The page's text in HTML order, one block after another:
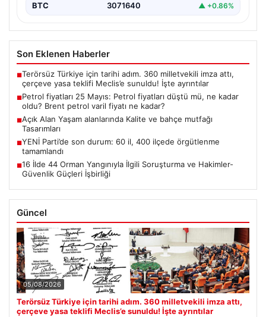
BTC 3071640 ▲ +0.86%
Son Eklenen Haberler
■Terörsüz Türkiye için tarihi adım. 360 milletvekili imza attı,
çerçeve yasa teklifi Meclis’e sunuldu! İşte ayrıntılar
■Petrol fiyatları 25 Mayıs: Petrol fiyatları düştü mü, ne kadar
oldu? Brent petrol varil fiyatı ne kadar?
■Açık Alan Yaşam alanlarında Kalite ve bahçe mutfağı
Tasarımları
■YENİ Parti’de son durum: 60 il, 400 ilçede örgütlenme
tamamlandı
■16 İlde 44 Orman Yangınıyla İlgili Soruşturma ve Hakimler-
Güvenlik Güçleri İşbirliği
Güncel
05/08/2026
Terörsüz Türkiye için tarihi adım. 360 milletvekili imza attı,
çerçeve yasa teklifi Meclis’e sunuldu! İşte ayrıntılar